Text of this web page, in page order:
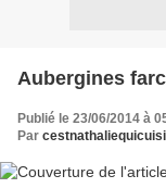
Aubergines
Publié le 23/06/2014 à
Par